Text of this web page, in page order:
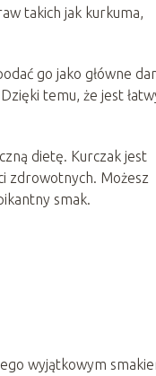
takich jak kurkuma,
go jako główne
temu, że jest
dietę. Kurczak jest
zdrowotnych. Możesz
smak.
wyjątkowym